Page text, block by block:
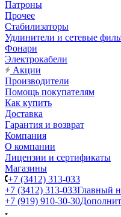
Патроны
Прочее
Стабилизаторы
Удлинители и сетевые
Фонари
Электрокабели
Акции
Производители
Помощь покупателям
Как купить
Доставка
Гарантия и возврат
Компания
О компании
Лицензии и сертификаты
Магазины
+7 (3412) 313-033
+7 (3412) 313-033Главный
+7 (919) 910-30-30